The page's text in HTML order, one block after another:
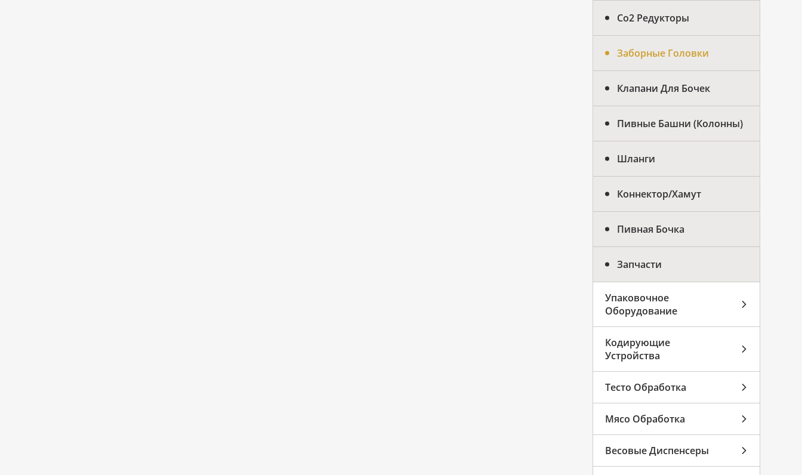
Co2 Редукторы
Заборные Головки
Клапани Для Бочек
Пивные Башни (колонны)
Шланги
Коннектор/хамут
Пивная Бочка
Запчасти
Упаковочное
Оборудование
Кодирующие
Устройства
Тесто Обработка
Мясо Обработка
Весовые Диспенсеры